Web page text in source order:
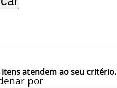
atendem ao seu critério.
por